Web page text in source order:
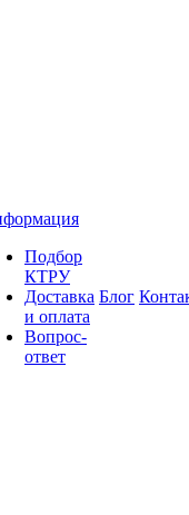
Подбор
КТРУ
Доставка
и оплата
Вопрос-
ответ
Блог